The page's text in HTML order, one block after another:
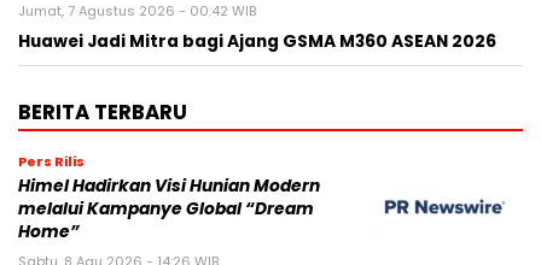
Jumat, 7 Agustus 2026 - 00:42 WIB
Huawei Jadi Mitra bagi Ajang GSMA M360 ASEAN 2026
BERITA TERBARU
Pers Rilis
Himel Hadirkan Visi Hunian Modern
melalui Kampanye Global “Dream
Home”